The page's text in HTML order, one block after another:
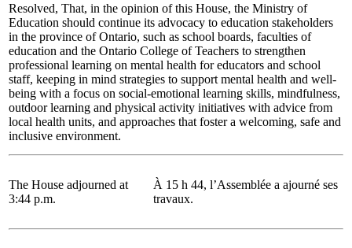
Resolved, That, in the opinion of this House, the Ministry of
Education should continue its advocacy to education stakeholders
in the province of Ontario, such as school boards, faculties of
education and the Ontario College of Teachers to strengthen
professional learning on mental health for educators and school
staff, keeping in mind strategies to support mental health and well-
being with a focus on social-emotional learning skills, mindfulness,
outdoor learning and physical activity initiatives with advice from
local health units, and approaches that foster a welcoming, safe and
inclusive environment.
The House adjourned at
3:44 p.m.
À 15 h 44, l’Assemblée a ajourné ses
travaux.